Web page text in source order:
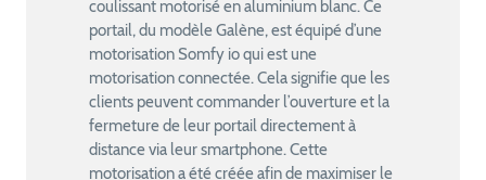
coulissant motorisé en aluminium blanc. Ce
portail, du modèle Galène, est équipé d’une
motorisation Somfy io qui est une
motorisation connectée. Cela signifie que les
clients peuvent commander l’ouverture et la
fermeture de leur portail directement à
distance via leur smartphone. Cette
motorisation a été créée afin de maximiser le